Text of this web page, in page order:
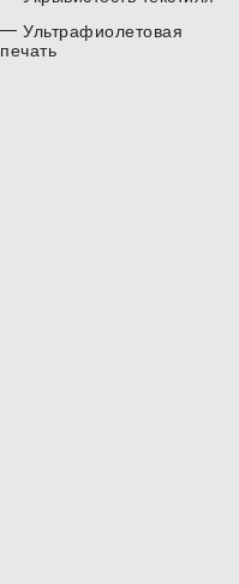
Ультрафиолетовая
печать